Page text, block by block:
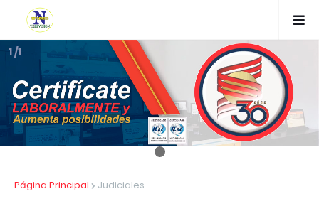
1 /1
Página Principal Judiciales